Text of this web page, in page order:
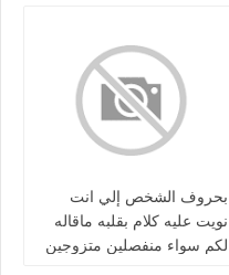
بحروف الشخص إلي انت
نويت عليه كلام بقلبه ماقاله
لكم سواء منفصلين متزوجين